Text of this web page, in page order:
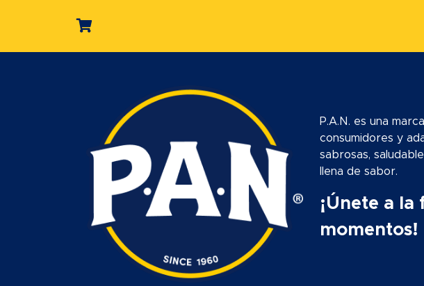
P.A.N. es una
consumidores y
sabrosas,
llena de sabor.
¡Únete a la
momentos!